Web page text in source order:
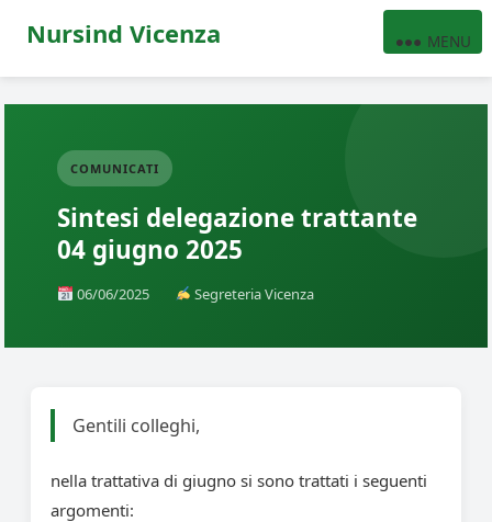
Nursind Vicenza MENU
COMUNICATI
Sintesi delegazione trattante
04 giugno 2025
06/06/2025 Segreteria Vicenza
Gentili colleghi,
nella trattativa di giugno si sono trattati i seguenti
argomenti: